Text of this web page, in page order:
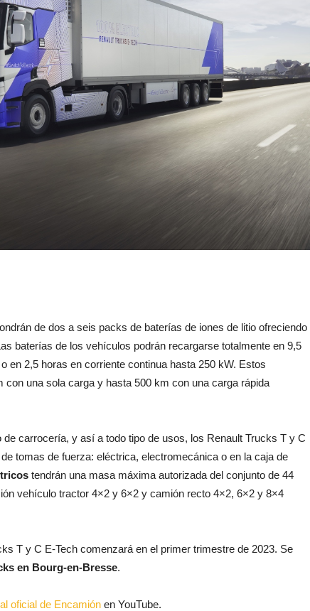
de dos a seis packs de baterías de iones de litio ofreciendo
baterías de los vehículos podrán recargarse totalmente en 9,5
en 2,5 horas en corriente continua hasta 250 kW. Estos
una sola carga y hasta 500 km con una carga rápida
de carrocería, y así a todo tipo de usos, los Renault Trucks T y C
tomas de fuerza: eléctrica, electromecánica o en la caja de
tendrán una masa máxima autorizada del conjunto de 44
vehículo tractor 4×2 y 6×2 y camión recto 4×2, 6×2 y 8×4
T y C E-Tech comenzará en el primer trimestre de 2023. Se
en Bourg-en-Bresse.
oficial de Encamión en YouTube.